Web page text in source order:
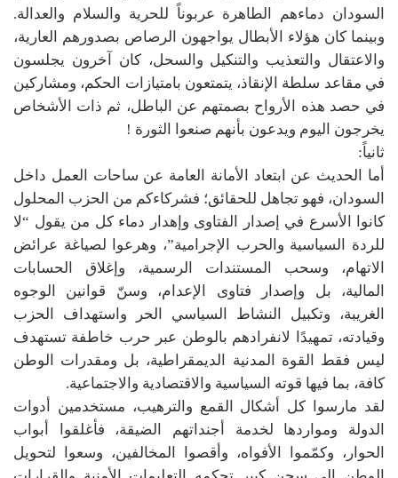
السودان دماءهم الطاهرة عربوناً للحرية والسلام والعدالة.
وبينما كان هؤلاء الأبطال يواجهون الرصاص بصدورهم العارية،
والاعتقال والتعذيب والتنكيل والسحل، كان آخرون يجلسون
في مقاعد سلطة الإنقاذ، يتمتعون بامتيازات الحكم، ومشاركين
في حصد هذه الأرواح بصمتهم عن الباطل، ثم ذات الأشخاص
يخرجون اليوم ويدعون بأنهم صنعوا الثورة !
ثانياً:
أما الحديث عن ابتعاد الأمانة العامة عن ساحات العمل داخل
السودان، فهو تجاهل للحقائق؛ فشركاءكم من الحزب المحلول
كانوا الأسرع في إصدار الفتاوى وإهدار دماء كل من يقول “لا
للردة السياسية والحرب الإجرامية”، وهرعوا لصياغة عرائض
الاتهام، وسحب المستندات الرسمية، وإغلاق الحسابات
المالية، بل وإصدار فتاوى الإعدام، وسنّ قوانين الوجوه
الغريبة، وتكبيل النشاط السياسي الحر واستهداف الحزب
وقيادته، تمهيدًا لانفرادهم بالوطن عبر حرب خاطفة تستهدف
ليس فقط القوة المدنية الديمقراطية، بل ومقدرات الوطن
كافة، بما فيها قوته السياسية والاقتصادية والاجتماعية.
لقد مارسوا كل أشكال القمع والترهيب، مستخدمين أدوات
الدولة ومواردها لخدمة أجنداتهم الضيقة، فأغلقوا أبواب
الحوار، وكمّموا الأفواه، وأقصوا المخالفين، وسعوا لتحويل